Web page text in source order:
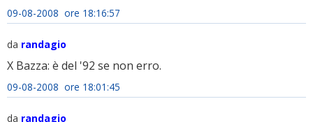
09-08-2008 ore 18:16:57
da randagio
X Bazza: è del '92 se non erro.
09-08-2008 ore 18:01:45
da randagio